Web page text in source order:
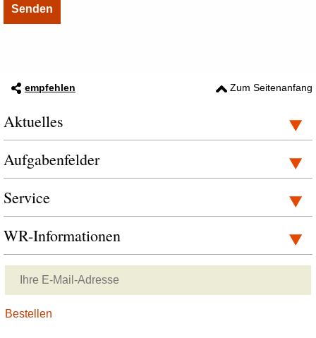
empfehlen Zum Seitenanfang
Aktuelles
Aufgabenfelder
Service
WR-Informationen